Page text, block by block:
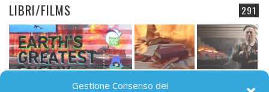
Gestione Consenso dei
291
LIBRI/FILMS